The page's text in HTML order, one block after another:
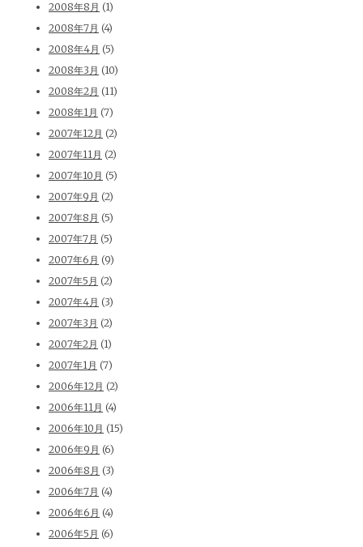
2008年8月 (1)
2008年7月 (4)
2008年4月 (5)
2008年3月 (10)
2008年2月 (11)
2008年1月 (7)
2007年12月 (2)
2007年11月 (2)
2007年10月 (5)
2007年9月 (2)
2007年8月 (5)
2007年7月 (5)
2007年6月 (9)
2007年5月 (2)
2007年4月 (3)
2007年3月 (2)
2007年2月 (1)
2007年1月 (7)
2006年12月 (2)
2006年11月 (4)
2006年10月 (15)
2006年9月 (6)
2006年8月 (3)
2006年7月 (4)
2006年6月 (4)
2006年5月 (6)